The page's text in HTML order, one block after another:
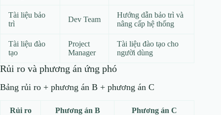
Tài liệu bảo
trì
Dev Team
Hướng dẫn bảo trì và
nâng cấp hệ thống
Tài liệu đào
tạo
Project
Manager
Tài liệu đào tạo cho
người dùng
Rủi ro và phương án ứng phó
Bảng rủi ro + phương án B + phương án C
Rủi ro Phương án B Phương án C